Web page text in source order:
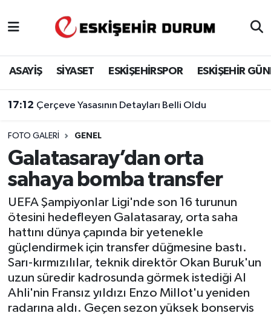
ASAYİŞ SİYASET ESKİŞEHİRSPOR ESKİŞEHİR
17:12 Çerçeve Yasasının Detayları Belli Oldu
FOTO GALERI GENEL
Galatasaray’dan orta
sahaya bomba transfer
UEFA Şampiyonlar Ligi'nde son 16 turunun
ötesini hedefleyen Galatasaray, orta saha
hattını dünya çapında bir yetenekle
güçlendirmek için transfer düğmesine bastı.
Sarı-kırmızılılar, teknik direktör Okan Buruk'un
uzun süredir kadrosunda görmek istediği Al
Ahli'nin Fransız yıldızı Enzo Millot'u yeniden
radarına aldı. Geçen sezon yüksek bonservis
Eskişehir Hava Durumu
Eskişehir Namaz Vakitleri
Eskişehir Trafik Yoğunluk Haritası
Süper Lig Puan Durumu ve Fikstür
Tüm Manşetler
Son Dakika Haberleri
Haber Arşivi